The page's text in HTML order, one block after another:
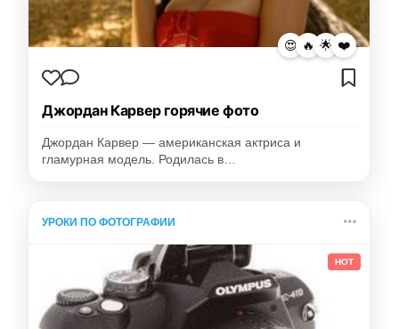
😍 🔥 🌟 ❤️
Джордан Карвер горячие фото
Джордан Карвер — американская актриса и
гламурная модель. Родилась в…
УРОКИ ПО ФОТОГРАФИИ
HOT